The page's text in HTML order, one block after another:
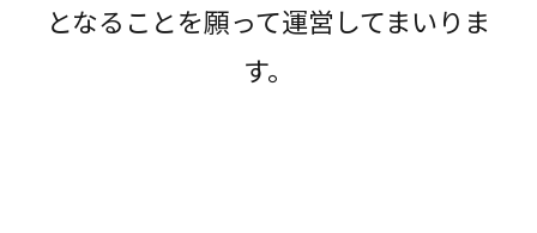
となることを願って運営してまいりま
す。